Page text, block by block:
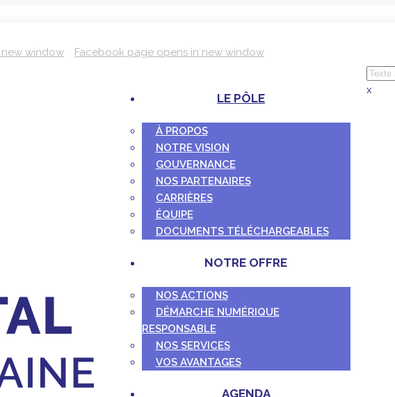
window Facebook page opens in new window
LE PÔLE
À PROPOS
NOTRE VISION
GOUVERNANCE
NOS PARTENAIRES
CARRIÈRES
ÉQUIPE
DOCUMENTS TÉLÉCHARGEABLES
NOTRE OFFRE
NOS ACTIONS
DÉMARCHE NUMÉRIQUE
RESPONSABLE
NOS SERVICES
VOS AVANTAGES
AGENDA
x